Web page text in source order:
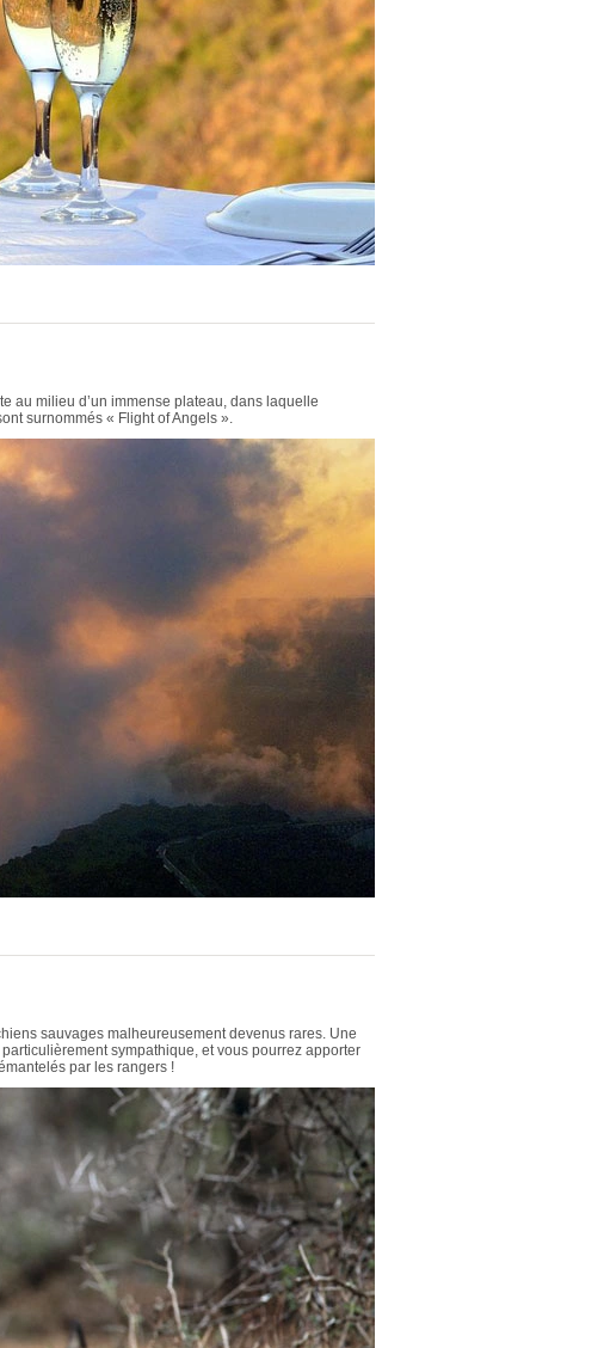
au milieu d’un immense plateau, dans laquelle
surnommés « Flight of Angels ».
sauvages malheureusement devenus rares. Une
sympathique, et vous pourrez apporter
par les rangers !